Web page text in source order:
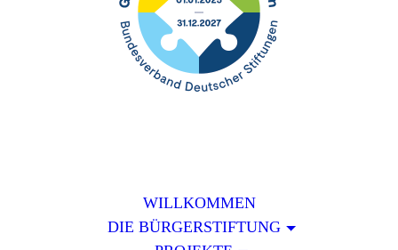
WILLKOMMEN
DIE BÜRGERSTIFTUNG